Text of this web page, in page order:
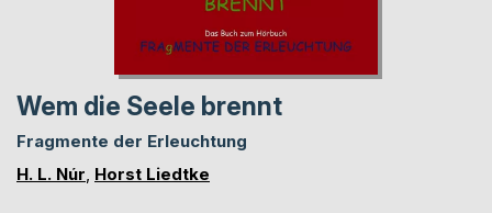
Wem die Seele brennt
Fragmente der Erleuchtung
H. L. Núr, Horst Liedtke